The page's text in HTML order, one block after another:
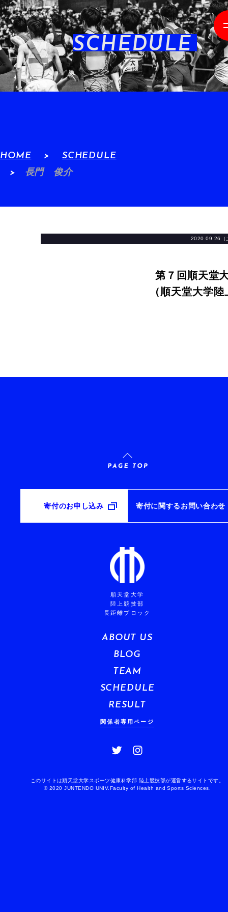
SCHEDULE
HOME
SCHEDULE
長門 俊介
2020.09.26（
第７回順天堂
（順天堂大学
寄付のお申し込み 寄付に関するお問い合わせ
順天堂大学
陸上競技部
長距離ブロック
ABOUT US
BLOG
TEAM
SCHEDULE
RESULT
関係者専用ページ
このサイトは順天堂大学スポーツ健康科学部 陸上競技部が運営するサイトです。
© 2020 JUNTENDO UNIV.Faculty of Health and Sports Sciences.